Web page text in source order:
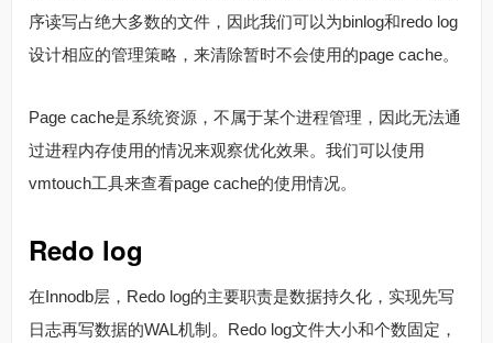
序读写占绝大多数的文件，因此我们可以为binlog和redo log
设计相应的管理策略，来清除暂时不会使用的page cache。
Page cache是系统资源，不属于某个进程管理，因此无法通
过进程内存使用的情况来观察优化效果。我们可以使用
vmtouch工具来查看page cache的使用情况。
Redo log
在Innodb层，Redo log的主要职责是数据持久化，实现先写
日志再写数据的WAL机制。Redo log文件大小和个数固定，